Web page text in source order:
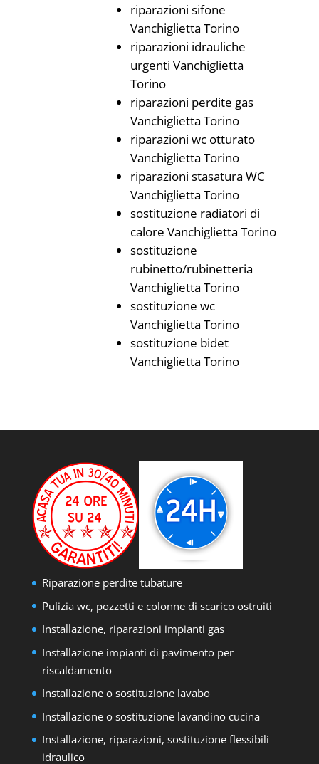
riparazioni sifone
Vanchiglietta Torino
riparazioni idrauliche
urgenti Vanchiglietta
Torino
riparazioni perdite gas
Vanchiglietta Torino
riparazioni wc otturato
Vanchiglietta Torino
riparazioni stasatura WC
Vanchiglietta Torino
sostituzione radiatori di
calore Vanchiglietta Torino
sostituzione
rubinetto/rubinetteria
Vanchiglietta Torino
sostituzione wc
Vanchiglietta Torino
sostituzione bidet
Vanchiglietta Torino
Riparazione perdite tubature
Pulizia wc, pozzetti e colonne di scarico ostruiti
Installazione, riparazioni impianti gas
Installazione impianti di pavimento per
riscaldamento
Installazione o sostituzione lavabo
Installazione o sostituzione lavandino cucina
Installazione, riparazioni, sostituzione flessibili
idraulico